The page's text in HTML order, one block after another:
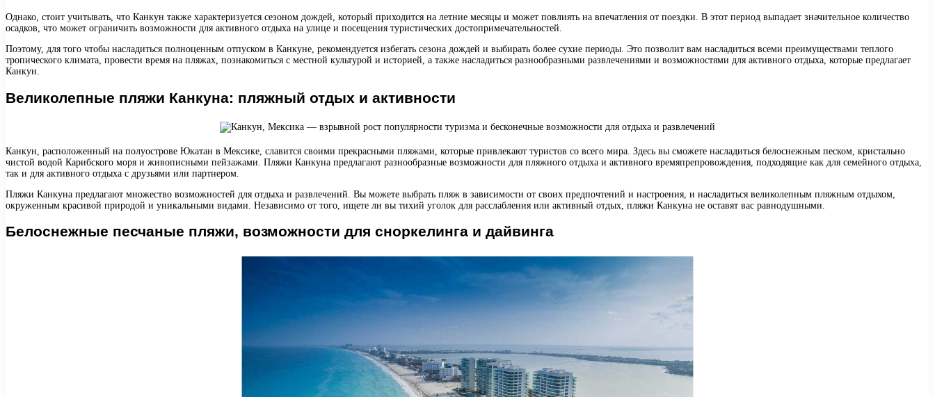
Однако, стоит учитывать, что Канкун также характеризуется сезоном дождей, который приходится на летние месяцы и может повлиять на впечатления от поездки. В этот период выпадает значительное количество
осадков, что может ограничить возможности для активного отдыха на улице и посещения туристических достопримечательностей.
Поэтому, для того чтобы насладиться полноценным отпуском в Канкуне, рекомендуется избегать сезона дождей и выбирать более сухие периоды. Это позволит вам насладиться всеми преимуществами теплого
тропического климата, провести время на пляжах, познакомиться с местной культурой и историей, а также насладиться разнообразными развлечениями и возможностями для активного отдыха, которые предлагает
Канкун.
Великолепные пляжи Канкуна: пляжный отдых и активности
Канкун, расположенный на полуострове Юкатан в Мексике, славится своими прекрасными пляжами, которые привлекают туристов со всего мира. Здесь вы сможете насладиться белоснежным песком, кристально
чистой водой Карибского моря и живописными пейзажами. Пляжи Канкуна предлагают разнообразные возможности для пляжного отдыха и активного времяпрепровождения, подходящие как для семейного отдыха,
так и для активного отдыха с друзьями или партнером.
Пляжи Канкуна предлагают множество возможностей для отдыха и развлечений. Вы можете выбрать пляж в зависимости от своих предпочтений и настроения, и насладиться великолепным пляжным отдыхом,
окруженным красивой природой и уникальными видами. Независимо от того, ищете ли вы тихий уголок для расслабления или активный отдых, пляжи Канкуна не оставят вас равнодушными.
Белоснежные песчаные пляжи, возможности для сноркелинга и дайвинга